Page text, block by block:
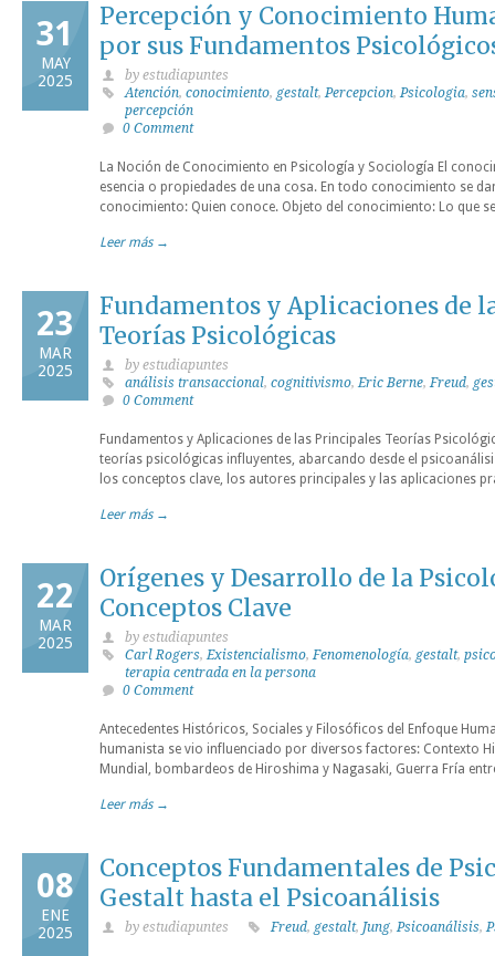
31
MAY
2025
Percepción y Conocimiento
por sus Fundamentos
by estudiapuntes
Atención, conocimiento, gestalt,Percepcion,Psicologia,
percepción
0 Comment
La Noción de Conocimiento en Psicología y Sociología El
esencia o propiedades de una cosa. En todo conocimiento se
conocimiento: Quien conoce. Objeto del conocimiento: Lo que
Leer más →
23
MAR
2025
Fundamentos y Aplicaciones de
Teorías Psicológicas
by estudiapuntes
análisis transaccional, cognitivismo,Eric Berne,Freud,
0 Comment
Fundamentos y Aplicaciones de las Principales Teorías
teorías psicológicas influyentes, abarcando desde el
los conceptos clave, los autores principales y las aplicaciones
Leer más →
22
MAR
2025
Orígenes y Desarrollo de la
Conceptos Clave
by estudiapuntes
Carl Rogers,Existencialismo,Fenomenología, gestalt,
terapia centrada en la persona
0 Comment
Antecedentes Históricos, Sociales y Filosóficos del Enfoque
humanista se vio influenciado por diversos factores: Contexto
Mundial, bombardeos de Hiroshima y Nagasaki, Guerra Fría
Leer más →
08
ENE
2025
Conceptos Fundamentales de
Gestalt hasta el Psicoanálisis
by estudiapuntes Freud, gestalt, Jung,Psicoanálisis,